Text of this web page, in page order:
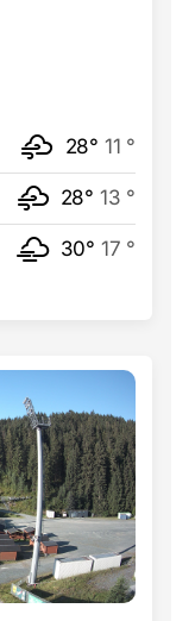
28° 11 °
28° 13 °
30° 17 °